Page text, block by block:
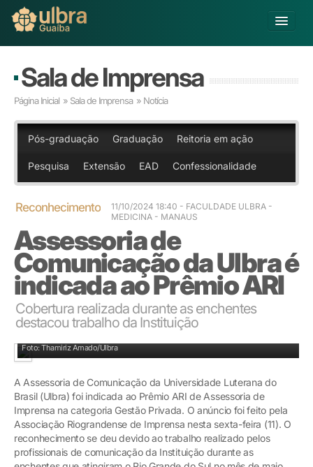
Buscar
Já sou Aluno
Matricule-se
Educação Básica
Graduação
Pós-graduação
Educação a Distância
Pesquisa
Extensão
Infraestrutura e Serviços
Inovação
Sobre a ULBRA
Sala de Imprensa
Página Inicial » Sala de Imprensa » Notícia
Pós-graduação Graduação Reitoria em ação
Pesquisa Extensão EAD Confessionalidade
Reconhecimento 11/10/2024 18:40 - FACULDADE ULBRA -
MEDICINA - MANAUS
Assessoria de
Comunicação da Ulbra é
indicada ao Prêmio ARI
Cobertura realizada durante as enchentes
destacou trabalho da Instituição
Foto: Thamiriz Amado/Ulbra
A Assessoria de Comunicação da Universidade Luterana do
Brasil (Ulbra) foi indicada ao Prêmio ARI de Assessoria de
Imprensa na categoria Gestão Privada. O anúncio foi feito pela
Associação Riograndense de Imprensa nesta sexta-feira (11). O
reconhecimento se deu devido ao trabalho realizado pelos
profissionais de comunicação da Instituição durante as